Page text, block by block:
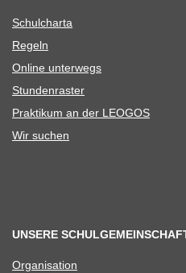
Schul­charta
Regeln
Online unter­wegs
Stun­den­ras­ter
Prak­ti­kum an der LEOGOS
Wir suchen
UNSERE
Orga­ni­sa­tion